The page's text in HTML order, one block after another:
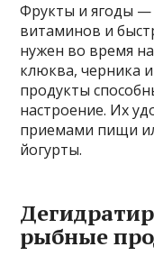
Фрукты и ягоды —
витаминов и
нужен во время
клюква, черника
продукты
настроение. Их
приемами пищи
йогурты.
рыбные